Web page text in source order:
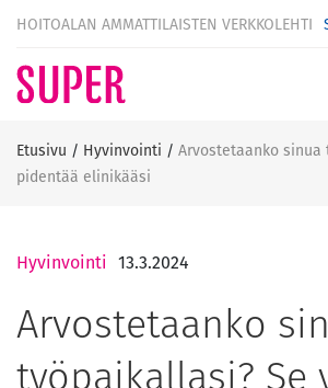
HOITOALAN AMMATTILAISTEN VERKKOLEHTI
Etusivu / Hyvinvointi / Arvostetaanko sinua
pidentää elinikääsi
Hyvinvointi 13.3.2024
Arvostetaanko
työpaikallasi? Se